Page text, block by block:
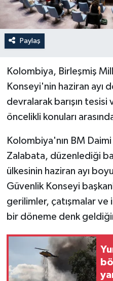
Paylaş
Kolombiya, Birleşmiş
Konseyi'nin haziran ayı
devralarak barışın
öncelikli konuları
Kolombiya'nın BM
Zalabata, düzenlediği
ülkesinin haziran ayı
Güvenlik Konseyi
gerilimler, çatışmalar ve
bir döneme denk